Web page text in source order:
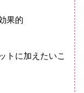
果的
トに加えたいこ